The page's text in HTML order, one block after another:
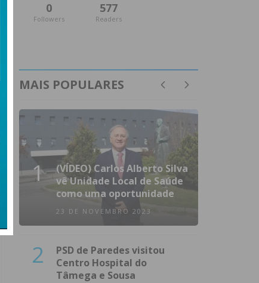
0
Followers
577
Readers
MAIS POPULARES
1
(VÍDEO) Carlos Alberto Silva
vê Unidade Local de Saúde
como uma oportunidade
23 DE NOVEMBRO 2023
2
PSD de Paredes visitou
Centro Hospital do
Tâmega e Sousa